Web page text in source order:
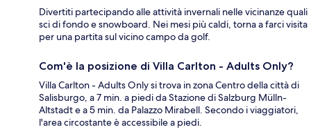
Divertiti partecipando alle attività invernali nelle vicinanze quali
sci di fondo e snowboard. Nei mesi più caldi, torna a farci visita
per una partita sul vicino campo da golf.
Com'è la posizione di Villa Carlton - Adults Only?
Villa Carlton - Adults Only si trova in zona Centro della città di
Salisburgo, a 7 min. a piedi da Stazione di Salzburg Mülln-
Altstadt e a 5 min. da Palazzo Mirabell. Secondo i viaggiatori,
l'area circostante è accessibile a piedi.